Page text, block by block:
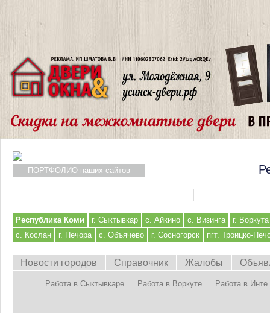
ПОРТФОЛИО наших сайтов
Республика Коми г. Сыктывкар с. Айкино с. Визинга
г. Воркута
с. Кослан
г. Печора с. Объячево г. Сосногорск пгт. Троицко-
Новости городов Справочник Жалобы
Работа в Сыктывкаре Работа в Воркуте Работа в Инте